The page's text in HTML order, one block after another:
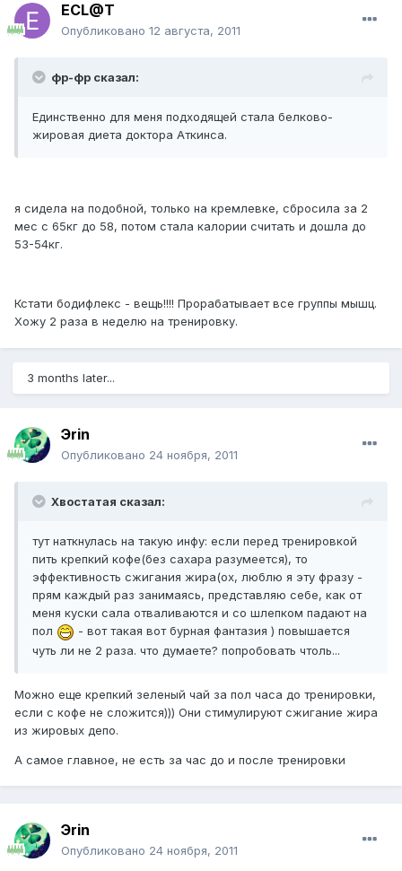
ECL@T
Опубликовано 12 августа, 2011
фр-фр сказал:
Единственно для меня подходящей стала белково-
жировая диета доктора Аткинса.
я сидела на подобной, только на кремлевке, сбросила за 2
мес с 65кг до 58, потом стала калории считать и дошла до
53-54кг.
Кстати бодифлекс - вещь!!!! Прорабатывает все группы мышц.
Хожу 2 раза в неделю на тренировку.
3 months later...
Эrin
Опубликовано 24 ноября, 2011
Хвостатая сказал:
тут наткнулась на такую инфу: если перед тренировкой
пить крепкий кофе(без сахара разумеется), то
эффективность сжигания жира(ох, люблю я эту фразу -
прям каждый раз занимаясь, представляю себе, как от
меня куски сала отваливаются и со шлепком падают на
пол
- вот такая вот бурная фантазия ) повышается
чуть ли не 2 раза. что думаете? попробовать чтоль...
Можно еще крепкий зеленый чай за пол часа до тренировки,
если с кофе не сложится))) Они стимулируют сжигание жира
из жировых депо.
А самое главное, не есть за час до и после тренировки
Эrin
Опубликовано 24 ноября, 2011